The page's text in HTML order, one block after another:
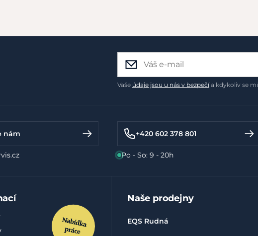
Vaše údaje jsou u nás v bezpečía kdykoliv se
nám +420 602 378 801
Po - So: 9 - 20h
Naše prodejny
EQS Rudná